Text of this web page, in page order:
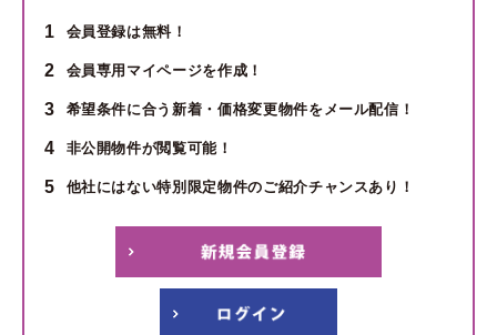
1 会員登録は無料！
2 会員専用マイページを作成！
3 希望条件に合う新着・価格変更物件をメール配信！
4 非公開物件が閲覧可能！
5 他社にはない特別限定物件のご紹介チャンスあり！